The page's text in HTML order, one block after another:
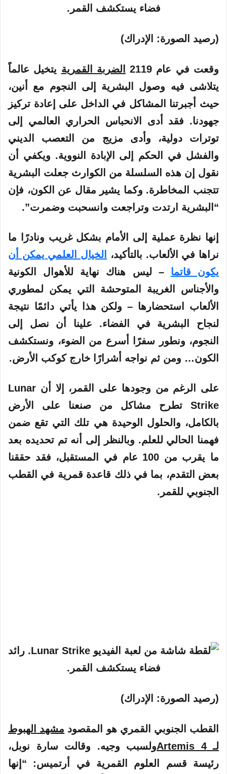
(رصيد الصورة: الإدراك)
وقعت في عام 2119 الضربة القمرية يتخيل عالماً
يتلاشى فيه وصول البشرية إلى النجوم مع أنين،
حيث أجبرتنا المشاكل في الداخل على إعادة تركيز
جهودنا. فقد أدى الانحباس الحراري العالمي إلى
توترات دولية، وأدى مزيج من التعصب الديني
والفشل في الحكم إلى الإبادة النووية. ويكفي أن
نقول إن هذه السلسلة من الكوارث جعلت البشرية
تتجنب المخاطرة. وكما يشير مقال عن الكون، فإن
“البشرية ارتدت وتراجعت وانسحبت وضمرت”.
إنها نظرة عملية إلى الأمام بشكل غريب ونادرًا ما
نراها في الألعاب. بالتأكيد،
الخيال العلمي يمكن أن
يكون قاتما
– ليس هناك نهاية للأهوال الكونية
والأجناس الغريبة المتوحشة التي يمكن لمطوري
الألعاب استحضارها – ولكن هذا يأتي دائمًا نتيجة
لنجاح البشرية في الفضاء. علينا أن نصل إلى
النجوم، ونطور سفرًا أسرع من الضوء، ونستكشف
الكون… ومن ثم نواجه أشرارًا خارج كوكب الأرض.
على الرغم من وجودها على القمر، إلا أن Lunar
Strike تطرح مشاكل من صنعنا على الأرض
بالكامل، والحلول الوحيدة هي تلك التي تقع ضمن
فهمنا الحالي للعلم. وبالنظر إلى أنه تم تحديده بعد
ما يقرب من 100 عام في المستقبل، فقد حققنا
بعض التقدم، بما في ذلك قاعدة قمرية في القطب
الجنوبي للقمر.
(رصيد الصورة: الإدراك)
القطب الجنوبي القمري هو المقصود مشهد الهبوط
لـ Artemis 4
ولسبب وجيه. وقالت سارة نوبل،
رئيسة قسم العلوم القمرية في أرتميس: “إنها